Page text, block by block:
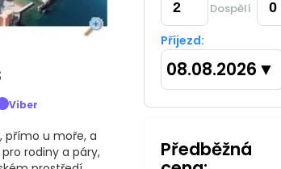
Viber
přímo u moře, a
rodiny a páry,
Dospělí
Příjezd:
08.08.2026 ▼
Předběžná